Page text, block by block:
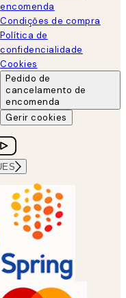
encomenda
Condições de compra
Política de
confidencialidade
Cookies
Pedido de
cancelamento de
encomenda
Gerir cookies